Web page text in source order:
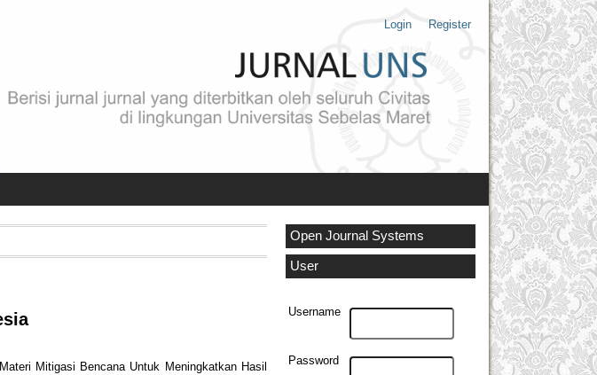
Login Register
Open Journal Systems
User
Username
Password
Mitigasi Bencana Untuk Meningkatkan Hasil